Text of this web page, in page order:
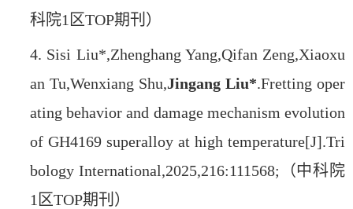
科院1区TOP期刊）
4. Sisi Liu*,Zhenghang Yang,Qifan Zeng,Xiaoxu
an Tu,Wenxiang Shu,Jingang Liu*.Fretting oper
ating behavior and damage mechanism evolution
of GH4169 superalloy at high temperature[J].Tri
bology International,2025,216:111568; （中科院
1区TOP期刊）